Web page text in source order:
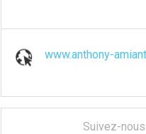
www.anthony-
Suivez-